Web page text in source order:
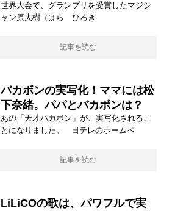
世界大会で、グランプリを受賞したマジシ
ャン原大樹（はら ひろき
記事を読む
バカボンの実写化！ママには松
下奈緒。パパとバカボンは？
あの「天才バカボン」が、実写化されるこ
とになりました。 日テレのホームペ
記事を読む
LiLiCOの歌は、パワフルで実